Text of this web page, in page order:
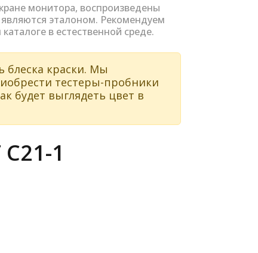
монитора, воспроизведены
эталоном. Рекомендуем
в естественной среде.
блеска краски. Мы
тестеры-пробники
будет выглядеть цвет в
1